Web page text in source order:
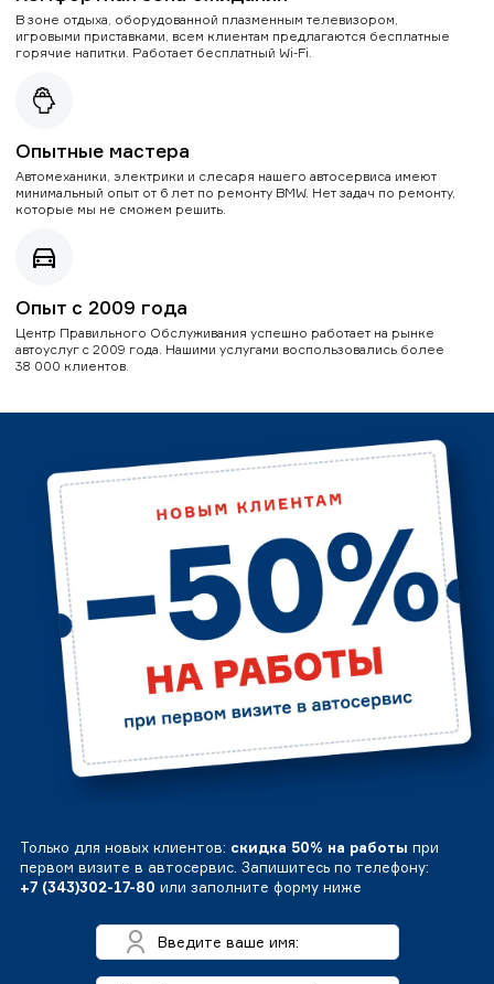
В зоне отдыха, оборудованной плазменным телевизором,
игровыми приставками, всем клиентам предлагаются бесплатные
горячие напитки. Работает бесплатный Wi-Fi.
Опытные мастера
Автомеханики, электрики и слесаря нашего автосервиса имеют
минимальный опыт от 6 лет по ремонту BMW. Нет задач по ремонту,
которые мы не сможем решить.
Опыт с 2009 года
Центр Правильного Обслуживания успешно работает на рынке
автоуслуг с 2009 года. Нашими услугами воспользовались более
38 000 клиентов.
Только для новых клиентов: скидка 50% на работы при
первом визите в автосервис. Запишитесь по телефону:
+7 (343)302-17-80 или заполните форму ниже